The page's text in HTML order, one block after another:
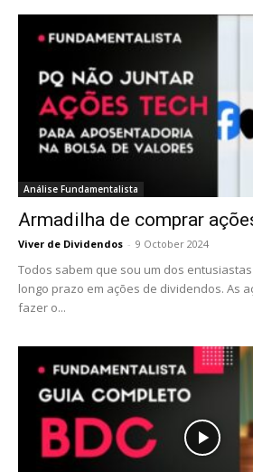
Análise Fundamentalista
Armadilha de comprar
Viver de Dividendos - 9 October 2024
Todos sabem que sou um dos
longo prazo em ações de dividendos. As
fazer o...